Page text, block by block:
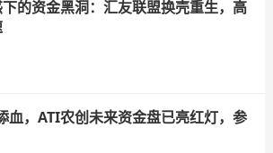
的资金黑洞：汇友联盟换壳重生，高
血，ATI农创未来资金盘已亮红灯，参